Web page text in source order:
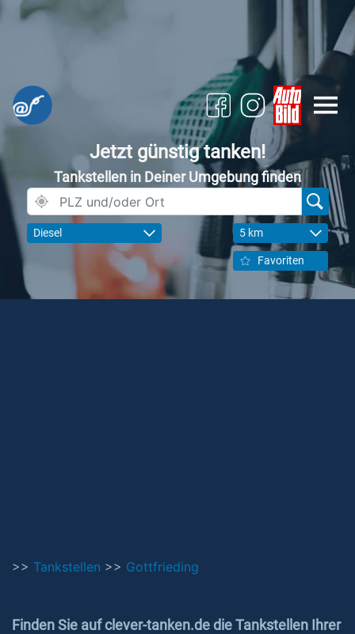
Jetzt günstig tanken!
Tankstellen in Deiner Umgebung finden
Diesel 5 km
Favoriten
>> Tankstellen >> Gottfrieding
Finden Sie auf clever-tanken.de die Tankstellen Ihrer